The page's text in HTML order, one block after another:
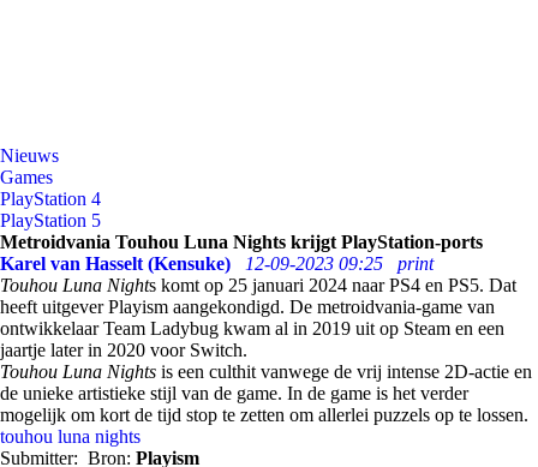
Nieuws
Games
PlayStation 4
PlayStation 5
Metroidvania Touhou Luna Nights krijgt PlayStation-ports
Karel van Hasselt (Kensuke)
12-09-2023 09:25
print
Touhou Luna Nights komt op 25 januari 2024 naar PS4 en PS5. Dat
heeft uitgever Playism aangekondigd. De metroidvania-game van
ontwikkelaar Team Ladybug kwam al in 2019 uit op Steam en een
jaartje later in 2020 voor Switch.
Touhou Luna Nights is een culthit vanwege de vrij intense 2D-actie en
de unieke artistieke stijl van de game. In de game is het verder
mogelijk om kort de tijd stop te zetten om allerlei puzzels op te lossen.
touhou luna nights
Submitter: Bron: Playism